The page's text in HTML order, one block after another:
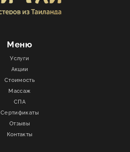
Меню
Услуги
Акции
Стоимость
Массаж
СПА
Сертификаты
Отзывы
Контакты